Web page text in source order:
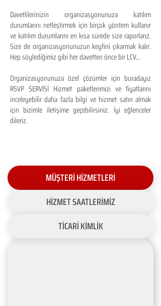
Davetlilerinizin organizasyonunuza katılım
durumlarını netleştirmek için birçok yöntem kullanır
ve katılım durumlarını en kısa sürede size raporlarız.
Size de organizasyonunuzun keyfini çıkarmak kalır.
Hep söylediğimiz gibi her davetten önce bir LCV...
Organizasyonunuza özel çözümler için buradayız
RSVP SERVİSİ Hizmet paketlerimizi ve fiyatlarını
inceleyebilir daha fazla bilgi ve hizmet satın almak
için bizimle iletişime geçebilirsiniz. İyi eğlenceler
dileriz.
MÜŞTERİ HİZMETLERİ
HİZMET SAATLERİMİZ
TİCARİ KİMLİK